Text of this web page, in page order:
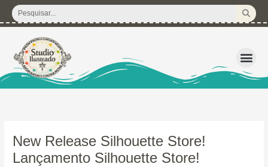
para
conteúdo
Pesquisar
...
New Release Silhouette Store!
Lançamento Silhouette Store!